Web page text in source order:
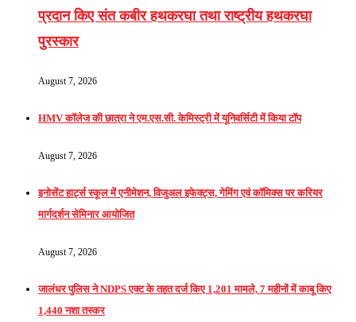
प्रदान किए संत कबीर हथकरघा तथा राष्ट्रीय हथकरघा
पुरस्कार
August 7, 2026
HMV कॉलेज की छात्रा ने एम.एस.सी. केमिस्ट्री में यूनिवर्सिटी में किया टॉप
August 7, 2026
इनोसेंट हार्ट्स स्कूल में एनीमेशन, विजुअल इफेक्ट्स, गेमिंग एवं कॉमिक्स पर करियर
मार्गदर्शन सेमिनार आयोजित
August 7, 2026
जालंधर पुलिस ने NDPS एक्ट के तहत दर्ज किए 1,201 मामले, 7 महीनों में काबू किए
1,440 नशा तस्कर